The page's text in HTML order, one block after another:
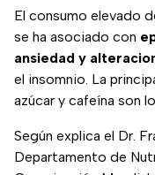
El consumo elevado
se ha asociado con
ansiedad y
el insomnio. La
azúcar y cafeína son
Según explica el Dr.
Departamento de